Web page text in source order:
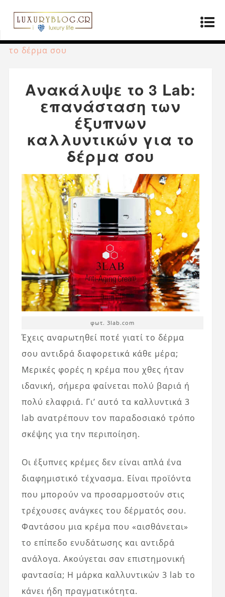
Αρχική σελίδα»Προϊόντα
Lab: επανάσταση των έξυπνων καλλυντικών για
το δέρμα σου
Ανακάλυψε το 3 Lab:
επανάσταση των
έξυπνων
καλλυντικών για το
δέρμα σου
φωτ. 3lab.com
Έχεις αναρωτηθεί ποτέ γιατί το δέρμα
σου αντιδρά διαφορετικά κάθε μέρα;
Μερικές φορές η κρέμα που χθες ήταν
ιδανική, σήμερα φαίνεται πολύ βαριά ή
πολύ ελαφριά. Γι’ αυτό τα καλλυντικά 3
lab ανατρέπουν τον παραδοσιακό τρόπο
σκέψης για την περιποίηση.
Οι έξυπνες κρέμες δεν είναι απλά ένα
διαφημιστικό τέχνασμα. Είναι προϊόντα
που μπορούν να προσαρμοστούν στις
τρέχουσες ανάγκες του δέρματός σου.
Φαντάσου μια κρέμα που «αισθάνεται»
το επίπεδο ενυδάτωσης και αντιδρά
ανάλογα. Ακούγεται σαν επιστημονική
φαντασία; Η μάρκα καλλυντικών 3 lab το
κάνει ήδη πραγματικότητα.